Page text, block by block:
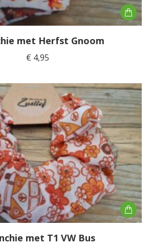
met Herfst Gnoom
€ 4,95
met T1 VW Bus